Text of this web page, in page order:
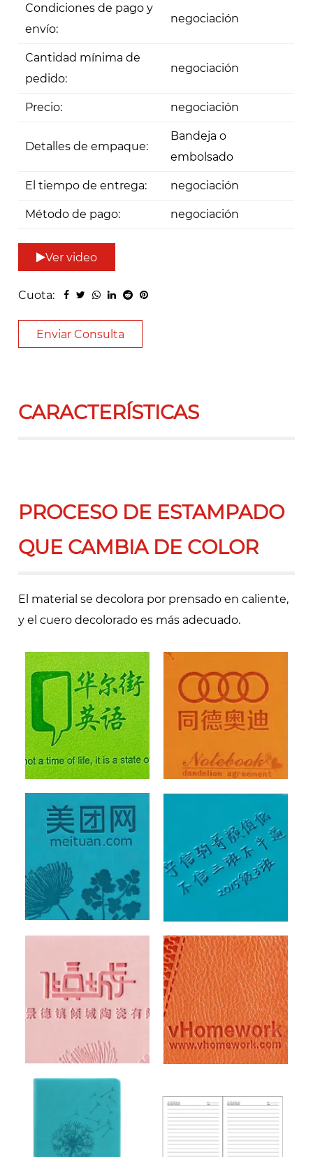
Condiciones de pago y
envío:
negociación
Cantidad mínima de
pedido:
negociación
Precio: negociación
Detalles de empaque:
Bandeja o
embolsado
El tiempo de entrega: negociación
Método de pago: negociación
Ver video
Cuota:
Enviar Consulta
CARACTERÍSTICAS
PROCESO DE ESTAMPADO
QUE CAMBIA DE COLOR
El material se decolora por prensado en caliente,
y el cuero decolorado es más adecuado.